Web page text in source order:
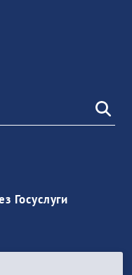
Госуслуги